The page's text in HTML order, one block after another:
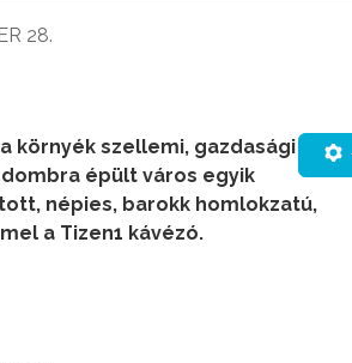
28.
környék szellemi, gazdasági
dombra épült város egyik
népies, barokk homlokzatú,
a Tizen1 kávézó.